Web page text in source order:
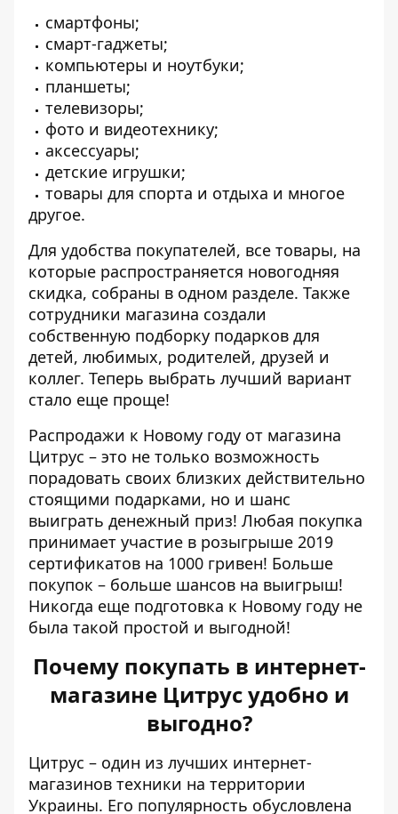
смартфоны;
смарт-гаджеты;
компьютеры и ноутбуки;
планшеты;
телевизоры;
фото и видеотехнику;
аксессуары;
детские игрушки;
товары для спорта и отдыха и многое
другое.
Для удобства покупателей, все товары, на
которые распространяется новогодняя
скидка, собраны в одном разделе. Также
сотрудники магазина создали
собственную подборку подарков для
детей, любимых, родителей, друзей и
коллег. Теперь выбрать лучший вариант
стало еще проще!
Распродажи к Новому году от магазина
Цитрус – это не только возможность
порадовать своих близких действительно
стоящими подарками, но и шанс
выиграть денежный приз! Любая покупка
принимает участие в розыгрыше 2019
сертификатов на 1000 гривен! Больше
покупок – больше шансов на выигрыш!
Никогда еще подготовка к Новому году не
была такой простой и выгодной!
Почему покупать в интернет-
магазине Цитрус удобно и
выгодно?
Цитрус – один из лучших интернет-
магазинов техники на территории
Украины. Его популярность обусловлена